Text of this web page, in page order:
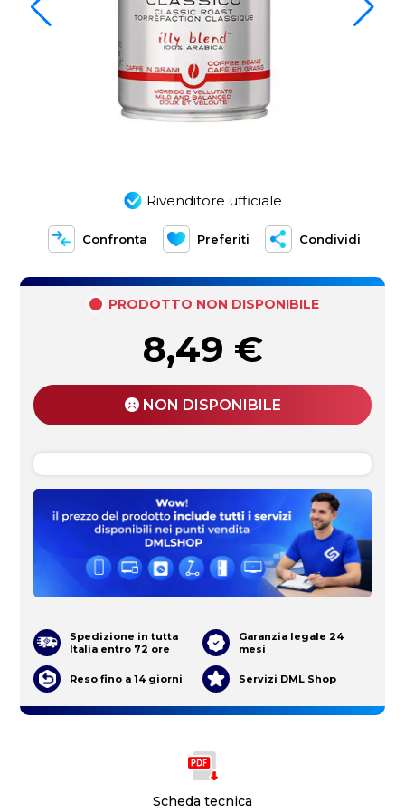
Scheda tecnica
Rivenditore ufficiale
Confronta Preferiti Condividi
PRODOTTO NON DISPONIBILE
8,49 €
NON DISPONIBILE
Spedizione in tutta
Italia entro 72 ore
Garanzia legale 24
mesi
Reso fino a 14 giorni Servizi DML Shop